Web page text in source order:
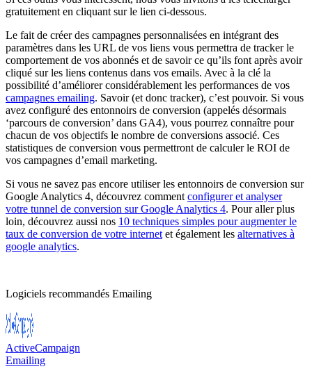
gratuitement en cliquant sur le lien ci-dessous.
Le fait de créer des campagnes personnalisées en intégrant des
paramètres dans les URL de vos liens vous permettra de tracker le
comportement de vos abonnés et de savoir ce qu’ils font après avoir
cliqué sur les liens contenus dans vos emails. Avec à la clé la
possibilité d’améliorer considérablement les performances de vos
campagnes emailing. Savoir (et donc tracker), c’est pouvoir. Si vous
avez configuré des entonnoirs de conversion (appelés désormais
‘parcours de conversion’ dans GA4), vous pourrez connaître pour
chacun de vos objectifs le nombre de conversions associé. Ces
statistiques de conversion vous permettront de calculer le ROI de
vos campagnes d’email marketing.
Si vous ne savez pas encore utiliser les entonnoirs de conversion sur
Google Analytics 4, découvrez comment configurer et analyser
votre tunnel de conversion sur Google Analytics 4. Pour aller plus
loin, découvrez aussi nos 10 techniques simples pour augmenter le
taux de conversion de votre internet et également les alternatives à
google analytics.
Logiciels recommandés Emailing
ActiveCampaign
Emailing